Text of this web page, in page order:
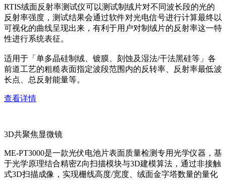
RTIS绒面反射率测试仪可以测试制绒片对不同波长段的光的
反射率强度，测试结果会通过软件对光电信号进行计算最终以
可视化的曲线呈现出来，有利于用户对制绒片的反射率这一特
性进行系统表征。
适用于「单多晶硅制绒、镀膜、刻蚀及湿法/干法黑硅等」各
前道工艺的粗糙表面指定波段范围内的反转率、反射率最低波
长点、总反射能量等。
查看详情
3D共聚焦显微镜
ME-PT3000是一款光伏电池片表面质量检测专用光学仪器，基
于光学原理结合精密Z向扫描模块与3D建模算法，通过非接触
式3D扫描成像，实现栅线高度/宽度、绒面金字塔数量的量化